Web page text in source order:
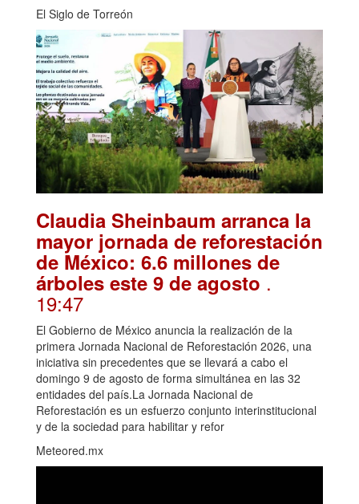
El Siglo de Torreón
Claudia Sheinbaum arranca la
mayor jornada de reforestación
de México: 6.6 millones de
árboles este 9 de agosto .
19:47
El Gobierno de México anuncia la realización de la
primera Jornada Nacional de Reforestación 2026, una
iniciativa sin precedentes que se llevará a cabo el
domingo 9 de agosto de forma simultánea en las 32
entidades del país.La Jornada Nacional de
Reforestación es un esfuerzo conjunto interinstitucional
y de la sociedad para habilitar y refor
Meteored.mx